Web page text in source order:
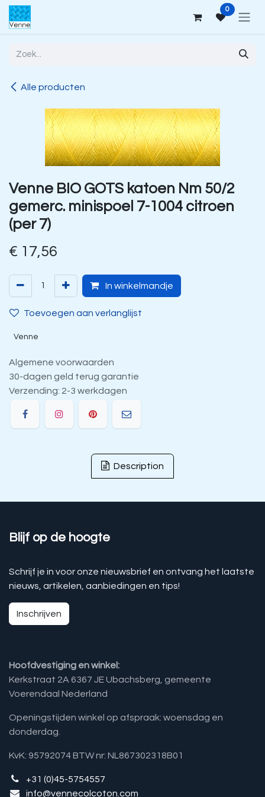
Overslaan naar inhoud 0
Alle producten
Venne BIO GOTS katoen Nm 50/2
gemerc. minispoel 7-1004 citroen
(per 7)
€ 17,56
In winkelmandje
Toevoegen aan verlanglijst
Venne
Algemene voorwaarden
30-dagen geld terug garantie
Verzending: 2-3 werkdagen
Description
Blijf op de hoogte
Schrijf je in voor onze nieuwsbrief en ontvang het laatste
nieuws, artikelen, aanbiedingen en tips!
Inschrijven
Hoofdvestiging en winkel:
Kerkstraat 2A 6367 JE Ubachsberg, gemeente
Voerendaal Nederland
Openingstijden winkel op afspraak: woensdag en
donderdag.
KvK: 95792074 BTW nr: NL867302318B01
+31 (0)45-5754557
info@vennecolcoton.com